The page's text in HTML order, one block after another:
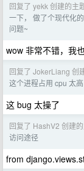
回复了 yekk 创建的主
一下， 做了个现代化
问题~
wow 非常不错，我
回复了 JokerLiang 创
这个进程占用 cpu 太高
这 bug 太操了
回复了 HashV2 创建
访问途径
from